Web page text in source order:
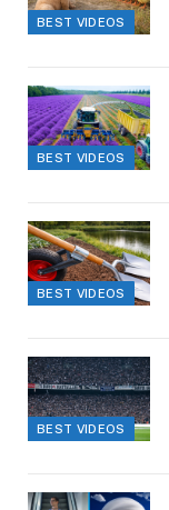
BEST VIDEOS
BEST VIDEOS
BEST VIDEOS
BEST VIDEOS